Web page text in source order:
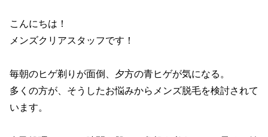
こんにちは！
メンズクリアスタッフです！
毎朝のヒゲ剃りが面倒、夕方の青ヒゲが気になる。
多くの方が、そうしたお悩みからメンズ脱毛を検討されて
います。